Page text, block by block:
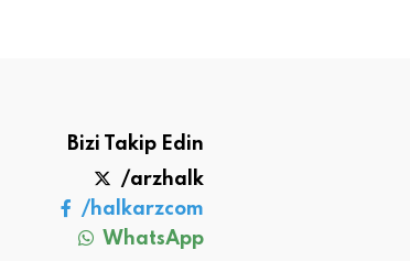
Bizi Takip Edin
/arzhalk
/halkarzcom
WhatsApp